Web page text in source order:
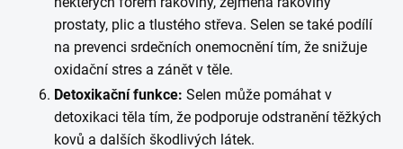
prostaty, plic a tlustého střeva. Selen se také podílí
na prevenci srdečních onemocnění tím, že snižuje
oxidační stres a zánět v těle.
Detoxikační funkce: Selen může pomáhat v
detoxikaci těla tím, že podporuje odstranění těžkých
kovů a dalších škodlivých látek.